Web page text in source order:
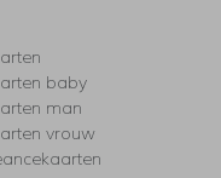
baby
man
vrouw